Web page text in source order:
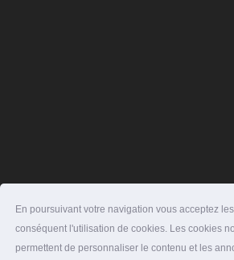
En poursuivant votre navigation vous acceptez
conséquent l'utilisation de cookies. Les cookies
permettent de personnaliser le contenu et les